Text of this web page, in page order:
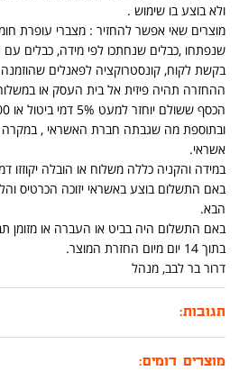
ולא בוצע בו שימוש .
מוצרים שאי אפשר להחזיר : מצברי עופרת
שנפתחו ,כבלים שנחתכו לפי מידה, כבלים עם
בקשת לקוח, קונסטרוקציה לפאנלים
ההחזרה תהיה פיזית אל בית העסק או
ובתוספת מה שגבתה חברת האשראי , במקרה
אשראי.
במידה והקניה כללה משלוח או הובלה יקוזזו
באם התשלום בוצע באשראי יזוכה הכרטיס
הבא.
באם התשלום היה בביט או העברה או מזומן
בתוך 14 יום מיום החזרת המוצר.
דרור בר לבב, מנהל
תגובות:
מוצרים דומים: